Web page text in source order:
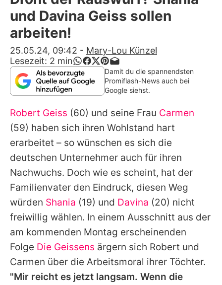
Alle Themen auf Promiflash
App runterladen
Team
Redaktionelle Richtlinien
Impressum
Datenschutzerklärung
Nutzungsbedingungen
Utiq verwalten
und Davina Geiss sollen
arbeiten!
25.05.24, 09:42 - Mary-Lou Künzel
Lesezeit: 2 min
Damit du die spannendsten
Promiflash-News auch bei
Google siehst.
Robert Geiss (60) und seine Frau Carmen
(59) haben sich ihren Wohlstand hart
erarbeitet – so wünschen es sich die
deutschen Unternehmer auch für ihren
Nachwuchs. Doch wie es scheint, hat der
Familienvater den Eindruck, diesen Weg
würden Shania (19) und Davina (20) nicht
freiwillig wählen. In einem Ausschnitt aus der
am kommenden Montag erscheinenden
Folge Die Geissens ärgern sich Robert und
Carmen über die Arbeitsmoral ihrer Töchter.
"Mir reicht es jetzt langsam. Wenn die